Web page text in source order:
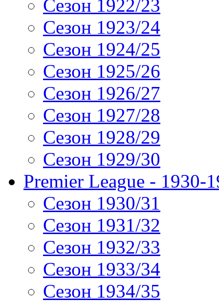
Сезон 1922/23
Сезон 1923/24
Сезон 1924/25
Сезон 1925/26
Сезон 1926/27
Сезон 1927/28
Сезон 1928/29
Сезон 1929/30
Premier League - 1930-
Сезон 1930/31
Сезон 1931/32
Сезон 1932/33
Сезон 1933/34
Сезон 1934/35